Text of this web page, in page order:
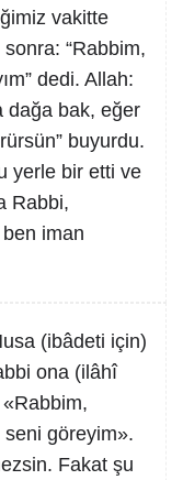
vakitte
“Rabbim,
dedi. Allah:
dağa bak, eğer
buyurdu.
yerle bir etti ve
Rabbi,
iman
(ibâdeti için)
ona (ilâhî
göreyim».
Fakat şu